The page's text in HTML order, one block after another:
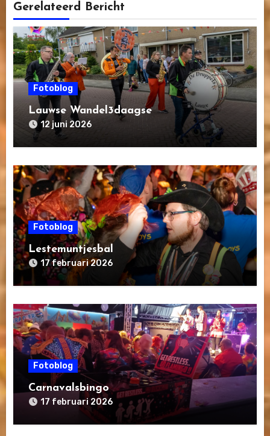
Gerelateerd Bericht
Fotoblog
Lauwse Wandel3daagse
12 juni 2026
Fotoblog
Lestemuntjesbal
17 februari 2026
Fotoblog
Carnavalsbingo
17 februari 2026